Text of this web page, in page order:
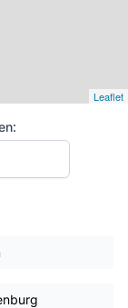
Leaflet